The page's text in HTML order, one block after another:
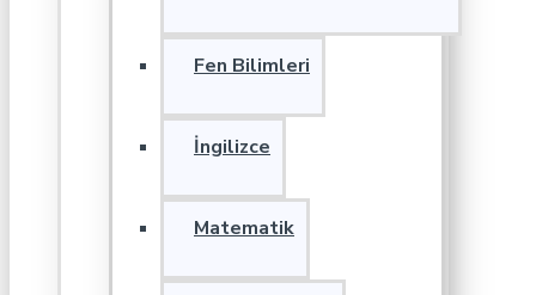
Fen Bilimleri
İngilizce
Matematik